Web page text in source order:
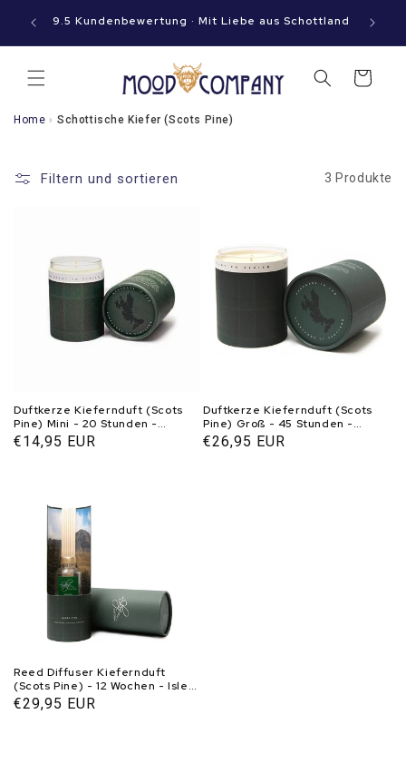
zum
macht
9.5 Kundenbewertung · Mit Liebe aus Schottland
Warenkorb
Home › Schottische Kiefer (Scots Pine)
Filtern und sortieren 3 Produkte
Duftkerze Kiefernduft (Scots
Pine) Mini - 20 Stunden -
Sojawachs - Isle of Skye Candle
Normaler
€14,95 EUR
Duftkerze Kiefernduft (Scots
Pine) Groß - 45 Stunden -
Sojawachs - Isle of Skye Candle
Normaler
€26,95 EUR
Reed Diffuser Kiefernduft
(Scots Pine) - 12 Wochen - Isle
of Skye Candle
Normaler
€29,95 EUR